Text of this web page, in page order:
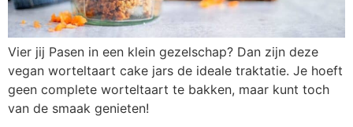
Vier jij Pasen in een klein gezelschap? Dan zijn deze
vegan worteltaart cake jars de ideale traktatie. Je hoeft
geen complete worteltaart te bakken, maar kunt toch
van de smaak genieten!